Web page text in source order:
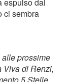
espulso dal
ci sembra
prossime
Viva di Renzi,